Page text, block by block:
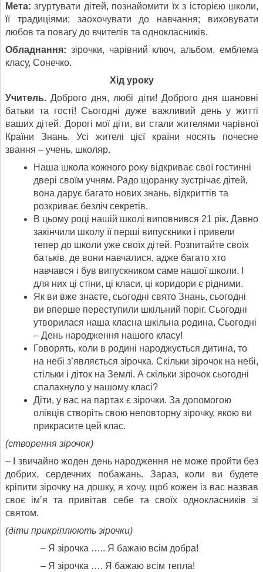
Мета:згуртувати дітей, познайомити їх з історією школи,
її традиціями; заохочувати до навчання; виховувати
любов та повагу до вчителів та однокласників.
Обладнання: зірочки, чарівний ключ, альбом, емблема
класу, Сонечко.
Хід уроку
Учитель.Доброго дня, любі діти! Доброго дня шановні
батьки та гості! Сьогодні дуже важливий день у житті
ваших дітей. Дорогі мої діти, ви стали жителями чарівної
Країни Знань. Усі жителі цієї країни носять почесне
звання – учень, школяр.
Наша школа кожного року відкриває свої гостинні
двері своїм учням. Радо щоранку зустрічає дітей,
вона дарує багато нових знань, відкриттів та
розкриває безліч секретів.
В цьому році нашій школі виповнився 21 рік. Давно
закінчили школу її перші випускники і привели
тепер до школи уже своїх дітей. Розпитайте своїх
батьків, де вони навчалися, адже багато хто
навчався і був випускником саме нашої школи. І
для них ці стіни, ці класи, ці коридори є рідними.
Як ви вже знаєте, сьогодні свято Знань, сьогодні
ви вперше переступили шкільний поріг. Сьогодні
утворилася наша класна шкільна родина. Сьогодні
– День народження нашого класу!
Говорять, коли в родині народжується дитина, то
на небі з’являється зірочка. Скільки зірочок на небі,
стільки і діток на Землі. А скільки зірочок сьогодні
спалахнуло у нашому класі?
Діти, у вас на партах є зірочки. За допомогою
олівців створіть свою неповторну зірочку, якою ви
прикрасите цей клас.
(створення зірочок)
– І звичайно жоден день народження не може пройти без
добрих, сердечних побажань. Зараз, коли ви будете
кріпити зірочку на дошку, я хочу, щоб кожен із вас назвав
своє ім’я та привітав себе та своїх однокласників зі
святом.
(діти прикріплюють зірочки)
– Я зірочка ….. Я бажаю всім добра!
– Я зірочка …. Я бажаю всім тепла!